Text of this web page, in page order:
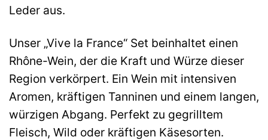
Leder aus.
Unser „Vive la France“ Set beinhaltet einen
Rhône-Wein, der die Kraft und Würze dieser
Region verkörpert. Ein Wein mit intensiven
Aromen, kräftigen Tanninen und einem langen,
würzigen Abgang. Perfekt zu gegrilltem
Fleisch, Wild oder kräftigen Käsesorten.